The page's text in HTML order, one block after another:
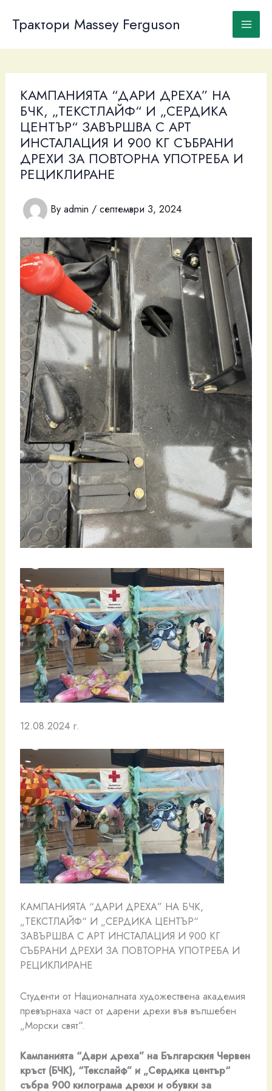
content
Трактори Massey Ferguson
КАМПАНИЯТА “ДАРИ ДРЕХА” НА
БЧК, „ТЕКСТЛАЙФ“ И „СЕРДИКА
ЦЕНТЪР“ ЗАВЪРШВА С АРТ
ИНСТАЛАЦИЯ И 900 КГ СЪБРАНИ
ДРЕХИ ЗА ПОВТОРНА УПОТРЕБА И
РЕЦИКЛИРАНЕ
By admin / септември 3, 2024
12.08.2024 г.
КАМПАНИЯТА “ДАРИ ДРЕХА” НА БЧК,
„ТЕКСТЛАЙФ“ И „СЕРДИКА ЦЕНТЪР“
ЗАВЪРШВА С АРТ ИНСТАЛАЦИЯ И 900 КГ
СЪБРАНИ ДРЕХИ ЗА ПОВТОРНА УПОТРЕБА И
РЕЦИКЛИРАНЕ
Студенти от Националната художествена академия
превърнаха част от дарени дрехи във вълшебен
„Морски свят“.
Кампанията “Дари дреха” на Българския Червен
кръст (БЧК), “Текслайф” и „Сердика център“
събра 900 килограма дрехи и обувки за